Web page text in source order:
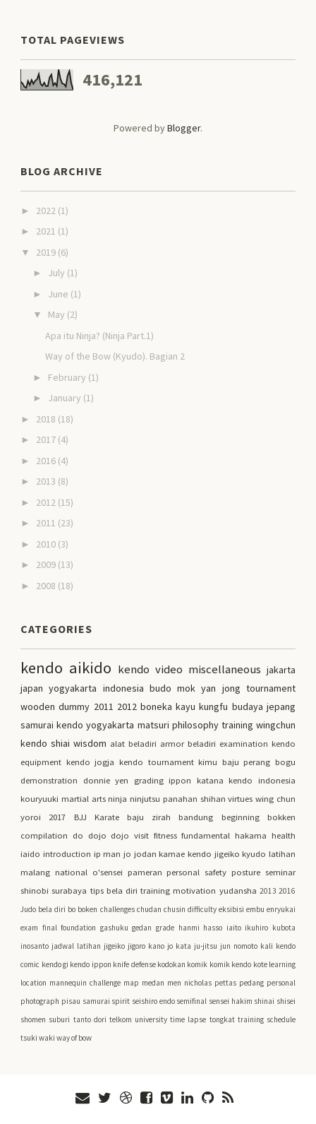
TOTAL PAGEVIEWS
416,121
Powered byBlogger.
BLOG ARCHIVE
► 2022 (1)
► 2021 (1)
▼ 2019 (6)
► July (1)
► June (1)
▼ May (2)
Apa itu Ninja? (Ninja Part.1)
Way of the Bow (Kyudo). Bagian 2
► February (1)
► January (1)
► 2018 (18)
► 2017 (4)
► 2016 (4)
► 2013 (8)
► 2012 (15)
► 2011 (23)
► 2010 (3)
► 2009 (13)
► 2008 (18)
CATEGORIES
kendo aikido kendo video miscellaneous jakarta
japan yogyakarta indonesia budo mok yan jong tournament
wooden dummy 2011 2012 boneka kayu kungfu budaya jepang
samurai kendo yogyakarta matsuri philosophy training wingchun
kendo shiai wisdom alat beladiri armor beladiri examination kendo
equipment kendo jogja kendo tournament kimu baju perang bogu
demonstration
donnie yen grading ippon katana kendo indonesia
kouryuuki martial arts ninja ninjutsu panahan shihan virtues wing chun
yoroi
2017 BJJ Karate baju zirah bandung beginning
bokken
compilation do dojo dojo visit fitness fundamental hakama health
iaido introduction ip man jo jodan kamae kendo jigeiko kyudo latihan
malang national o'sensei pameran personal safety posture seminar
shinobi surabaya tips bela diri training motivation yudansha 2013 2016
Judo bela diri bo boken challenges chudan chusin difficulty eksibisi embu enryukai
exam final foundation gashuku gedan grade hanmi hasso iaito ikuhiro kubota
inosanto jadwal latihan jigeiko jigoro kano jo kata ju-jitsu jun nomoto kali kendo
comic kendo gi kendo ippon knife defense kodokan komik komik kendo kote learning
location mannequin challenge map medan men nicholas pettas pedang personal
photograph pisau samurai spirit seishiro endo semifinal sensei hakim shinai shisei
shomen suburi tanto dori telkom university time lapse tongkat training schedule
tsuki waki way of bow